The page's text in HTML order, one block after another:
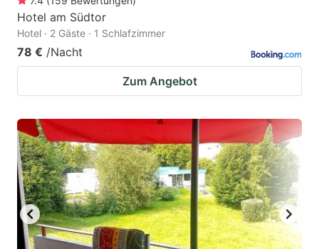
Hotel am Südtor
Hotel · 2 Gäste · 1 Schlafzimmer
78 € /Nacht
Zum Angebot